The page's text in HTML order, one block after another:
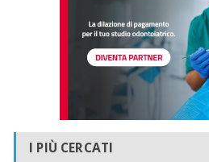
I PIÙ CERCATI